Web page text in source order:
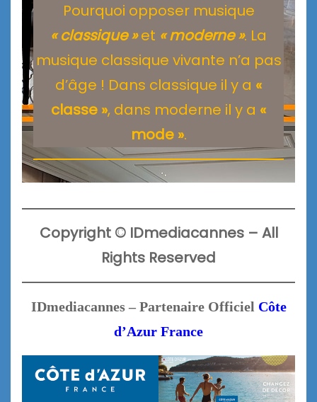
Pourquoi opposer musique
« classique »et « moderne ». La
musique classique vivante n’a pas
d’âge ! Dans classique il y a «
classe », dans moderne il y a «
mode ».
Copyright © IDmediacannes – All
Rights Reserved
IDmediacannes – Partenaire Officiel Côte
d’Azur France